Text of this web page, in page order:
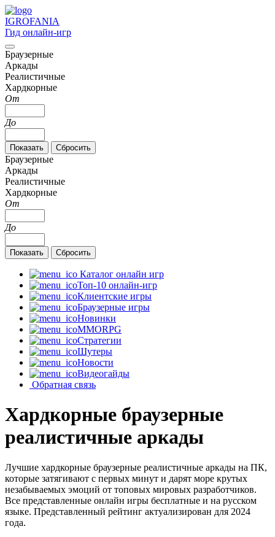
IGROFANIA
Гид онлайн-игр
Браузерные
Аркады
Реалистичные
Хардкорные
От
До
Браузерные
Аркады
Реалистичные
Хардкорные
От
До
Каталог онлайн игр
Топ-10 онлайн-игр
Клиентские игры
Браузерные игры
Новинки
MMORPG
Стратегии
Шутеры
Новости
Видеогайды
Обратная связь
Хардкорные браузерные
реалистичные аркады
Лучшие хардкорные браузерные реалистичные аркады на ПК,
которые затягивают с первых минут и дарят море крутых
незабываемых эмоций от топовых мировых разработчиков.
Все представленные онлайн игры бесплатные и на русском
языке. Представленный рейтинг актуализирован для 2024
года.